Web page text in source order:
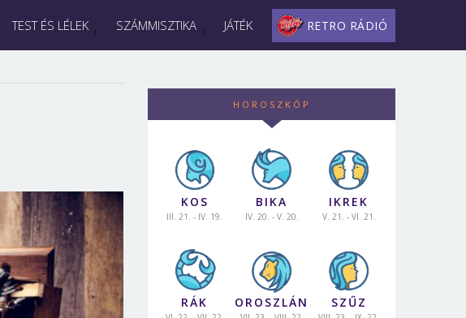
TEST ÉS LÉLEK SZÁMMISZTIKA JÁTÉK RETRO RÁDIÓ
HOROSZKÓP
KOS
III. 21. - IV. 19.
BIKA
IV. 20. - V. 20.
IKREK
V. 21. - VI. 21.
RÁK OROSZLÁN SZŰZ